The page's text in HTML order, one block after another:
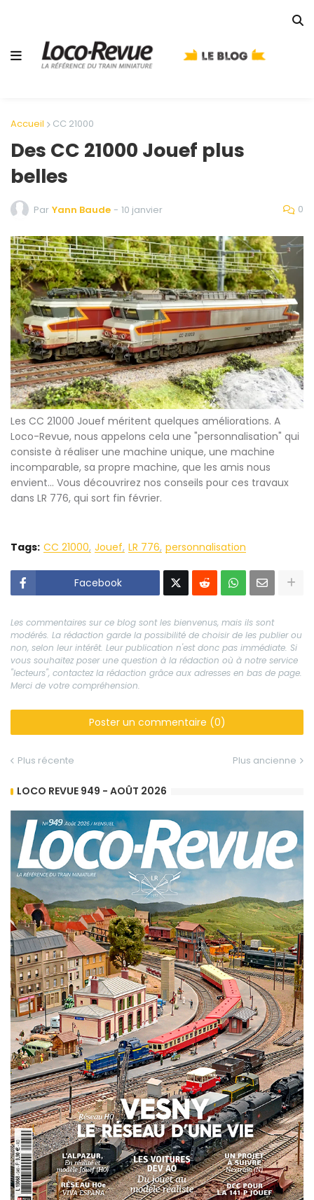
Accueil CC 21000
Des CC 21000 Jouef plus
belles
Par Yann Baude - 10 janvier 0
Les CC 21000 Jouef méritent quelques améliorations. A
Loco-Revue, nous appelons cela une "personnalisation" qui
consiste à réaliser une machine unique, une machine
incomparable, sa propre machine, que les amis nous
envient... Vous découvrirez nos conseils pour ces travaux
dans LR 776, qui sort fin février.
Tags: CC 21000 Jouef LR 776 personnalisation
Facebook
Les commentaires sur ce blog sont les bienvenus, mais ils sont
modérés. La rédaction garde la possibilité de choisir de les publier ou
non, selon leur intérêt. Leur publication n'est donc pas immédiate. Si
vous souhaitez poser une question à la rédaction où à notre service
"lecteurs", contactez la rédaction grâce aux adresses en bas de page.
Merci de votre compréhension.
Poster un commentaire (0)
Plus récente Plus ancienne
LOCO REVUE 949 - AOÛT 2026